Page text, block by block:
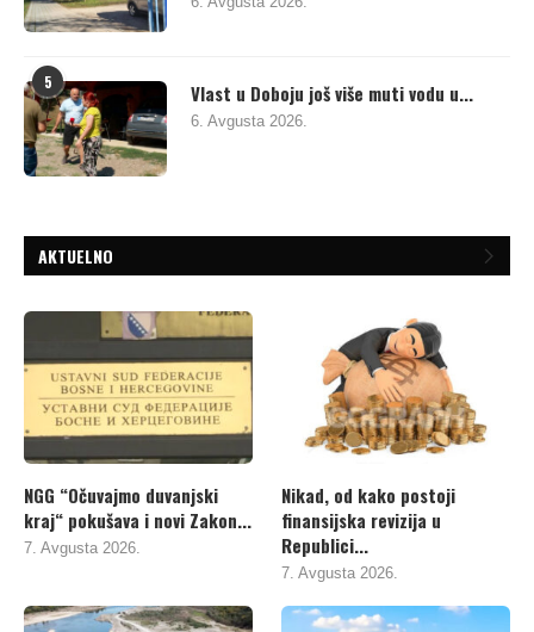
5 Vlast u Doboju još više muti vodu u...
6. Avgusta 2026.
AKTUELNO
NGG “Očuvajmo duvanjski
kraj“ pokušava i novi Zakon...
7. Avgusta 2026.
Nikad, od kako postoji
finansijska revizija u
Republici...
7. Avgusta 2026.